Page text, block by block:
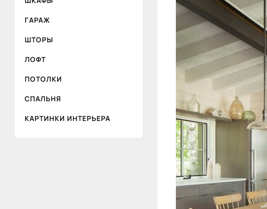
ГАРАЖ
ШТОРЫ
ЛОФТ
ПОТОЛКИ
СПАЛЬНЯ
КАРТИНКИ ИНТЕРЬЕРА